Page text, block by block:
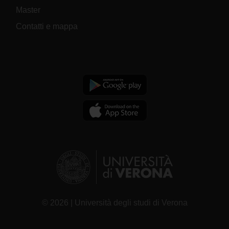
Master
Contatti e mappa
© 2026 | Università degli studi di Verona